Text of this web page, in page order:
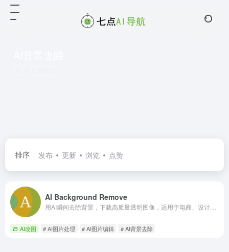
排序 发布 更新 浏览 点赞
AI Background Remove
AI改图 # AI图片处理 # AI图片编辑 # AI背景去除